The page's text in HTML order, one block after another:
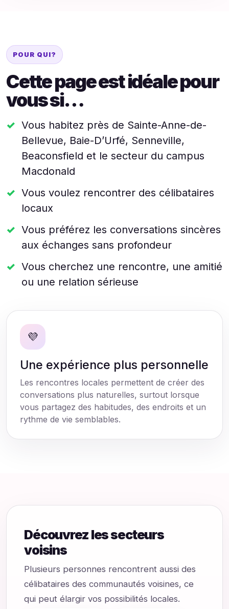
POUR QUI?
Cette page est idéale pour
vous si…
Vous habitez près de Sainte-Anne-de-
Bellevue, Baie-D’Urfé, Senneville,
Beaconsfield et le secteur du campus
Macdonald
Vous voulez rencontrer des célibataires
locaux
Vous préférez les conversations sincères
aux échanges sans profondeur
Vous cherchez une rencontre, une amitié
ou une relation sérieuse
💜
Une expérience plus personnelle
Les rencontres locales permettent de créer des
conversations plus naturelles, surtout lorsque
vous partagez des habitudes, des endroits et un
rythme de vie semblables.
Découvrez les secteurs
voisins
Plusieurs personnes rencontrent aussi des
célibataires des communautés voisines, ce
qui peut élargir vos possibilités locales.